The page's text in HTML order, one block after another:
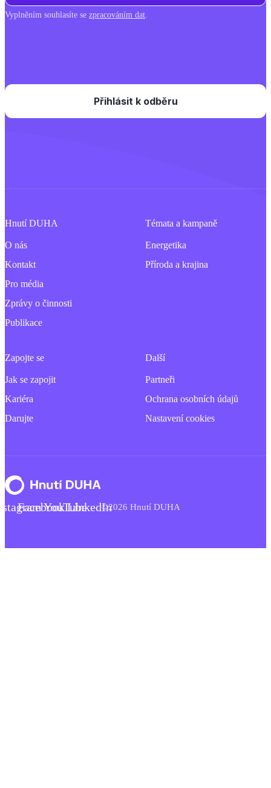
Vyplněním souhlasíte se zpracováním dat.
Hnutí DUHA
O nás
Kontakt
Pro média
Zprávy o činnosti
Publikace
Témata a kampaně
Energetika
Příroda a krajina
Zapojte se
Jak se zapojit
Kariéra
Darujte
Další
Partneři
Ochrana osobních údajů
Nastavení cookies
FacebookYouTubeLinkedIn©2026 Hnutí DUHA